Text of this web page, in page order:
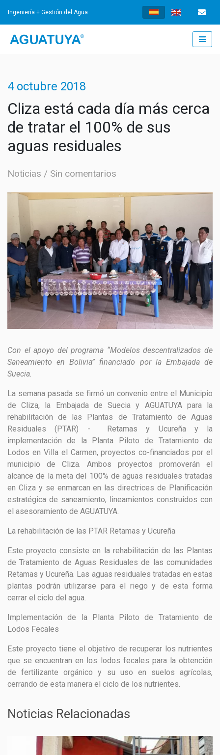
Ingeniería + Gestión del Agua
INGENIERÍA
SISTEMAS DE DRENAJE URBANO SOSTENIBLES
GESTIÓN DE RESIDUOS SÓLIDOS
ECO SAN
RE USO
FORTALECIMIENTO INSTITUCIONAL
COMUNICACIÓN Y GESTIÓN DEL CONOCIMIENTO
NOTICIAS
CONVOCATORIAS
Noticias Relacionadas
4 octubre 2018
Cliza está cada día más cerca
de tratar el 100% de sus
aguas residuales
Noticias Sin comentarios
Con el apoyo del programa “Modelos descentralizados de
Saneamiento en Bolivia” financiado por la Embajada de
Suecia.
La semana pasada se firmó un convenio entre el Municipio
de Cliza, la Embajada de Suecia y AGUATUYA para la
rehabilitación de las Plantas de Tratamiento de Aguas
Residuales (PTAR) -
Retamas y Ucureña y la
implementación de la Planta Piloto de Tratamiento de
Lodos en Villa el Carmen, proyectos co-financiados por el
municipio de Cliza. Ambos proyectos promoverán el
alcance de la meta del 100% de aguas residuales tratadas
en Cliza y se enmarcan en las directrices de Planificación
estratégica de saneamiento, lineamientos construidos con
el asesoramiento de AGUATUYA.
La rehabilitación de las PTAR Retamas y Ucureña
Este proyecto consiste en la rehabilitación de las Plantas
de Tratamiento de Aguas Residuales de las comunidades
Retamas y Ucureña. Las aguas residuales tratadas en estas
plantas podrán utilizarse para el riego y de esta forma
cerrar el ciclo del agua.
Implementación de la Planta Piloto de Tratamiento de
Lodos Fecales
Este proyecto tiene el objetivo de recuperar los nutrientes
que se encuentran en los lodos fecales para la obtención
de fertilizante orgánico y su uso en suelos agrícolas,
cerrando de esta manera el ciclo de los nutrientes.